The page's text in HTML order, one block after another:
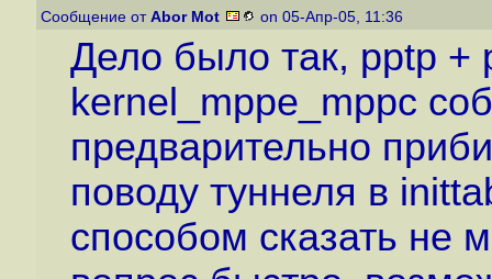
Сообщение от Abor Mot on 05-Апр-05, 11:36
Дело было так, pptp +
kernel_mppe_mppc
предварительно
поводу туннеля в
способом сказать не